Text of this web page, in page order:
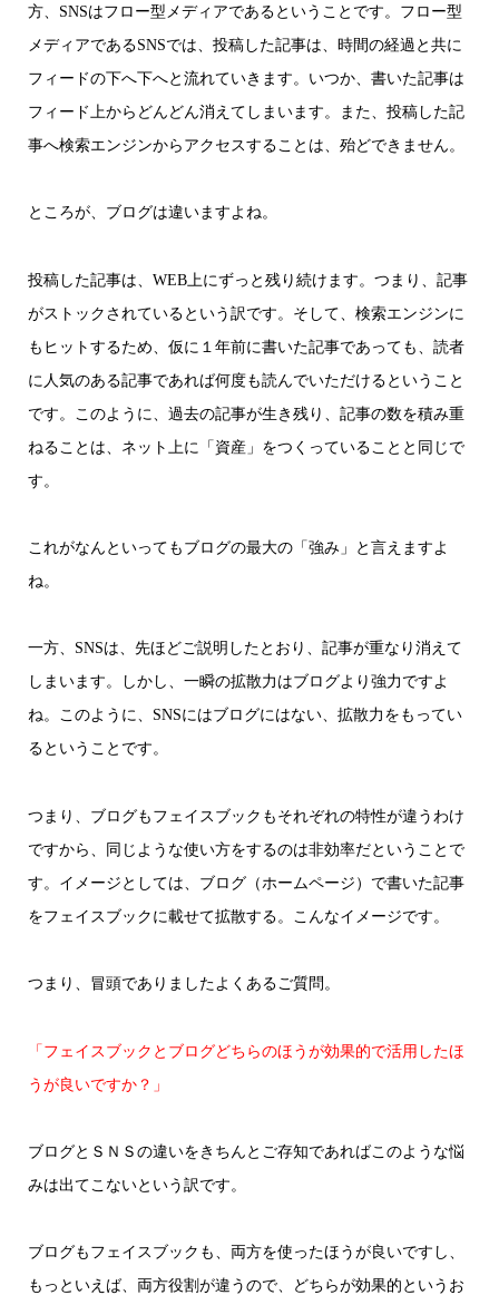
方、SNSはフロー型メディアであるということです。フロー型
メディアであるSNSでは、投稿した記事は、時間の経過と共に
フィードの下へ下へと流れていきます。いつか、書いた記事は
フィード上からどんどん消えてしまいます。また、投稿した記
事へ検索エンジンからアクセスすることは、殆どできません。
ところが、ブログは違いますよね。
投稿した記事は、WEB上にずっと残り続けます。つまり、記事
がストックされているという訳です。そして、検索エンジンに
もヒットするため、仮に１年前に書いた記事であっても、読者
に人気のある記事であれば何度も読んでいただけるということ
です。このように、過去の記事が生き残り、記事の数を積み重
ねることは、ネット上に「資産」をつくっていることと同じで
す。
これがなんといってもブログの最大の「強み」と言えますよ
ね。
一方、SNSは、先ほどご説明したとおり、記事が重なり消えて
しまいます。しかし、一瞬の拡散力はブログより強力ですよ
ね。このように、SNSにはブログにはない、拡散力をもってい
るということです。
つまり、ブログもフェイスブックもそれぞれの特性が違うわけ
ですから、同じような使い方をするのは非効率だということで
す。イメージとしては、ブログ（ホームページ）で書いた記事
をフェイスブックに載せて拡散する。こんなイメージです。
つまり、冒頭でありましたよくあるご質問。
「フェイスブックとブログどちらのほうが効果的で活用したほ
うが良いですか？」
ブログとＳＮＳの違いをきちんとご存知であればこのような悩
みは出てこないという訳です。
ブログもフェイスブックも、両方を使ったほうが良いですし、
もっといえば、両方役割が違うので、どちらが効果的というお